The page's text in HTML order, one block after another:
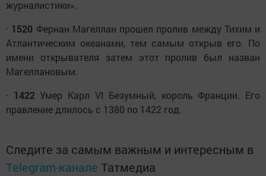
журналистики».
· 1520 Фернан Магеллан прошел пролив между Тихим и
Атлантическим океанами, тем самым открыв его. По
имени открывателя затем этот пролив был назван
Магеллановым.
· 1422Умер Карл VI Безумный, король Франции. Его
правление длилось с 1380 по 1422 год.
Следите за самым важным и интересным в
Telegram-канале Татмедиа